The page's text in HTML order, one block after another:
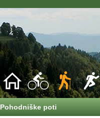
Pohodniške poti